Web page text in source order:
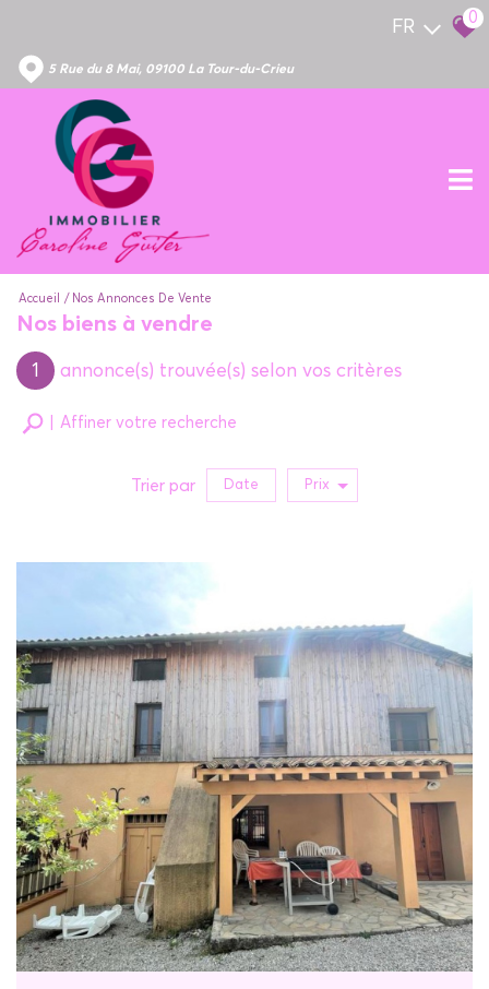
5 Rue du 8 Mai, 09100 La Tour-du-Crieu
FR 0
Accueil Nos Annonces De Vente
Nos biens à vendre
1 annonce(s) trouvée(s) selon vos critères
Affiner votre recherche
5KM 10KM 25KM
RECHERCHER
+ de critères
Trier par Date Prix